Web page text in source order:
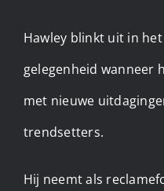
Hawley blinkt uit in
gelegenheid wanneer
met nieuwe
trendsetters.
Hij neemt als